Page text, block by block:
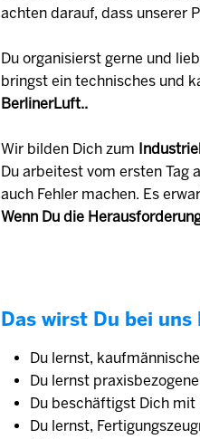
achten darauf, dass unserer
Du organisierst gerne und
bringst ein technisches und
BerlinerLuft..
Wir bilden Dich zum
Du arbeitest vom ersten Tag
auch Fehler machen. Es
Wenn Du die
Das wirst Du bei uns
Du lernst,
Du lernst
Du beschäftigst Dich mit
Du lernst,